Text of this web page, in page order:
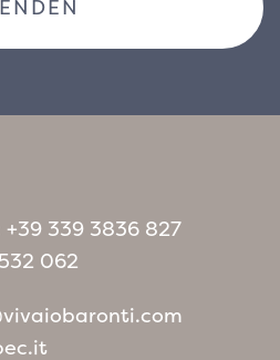
+39 339 3836 827
062